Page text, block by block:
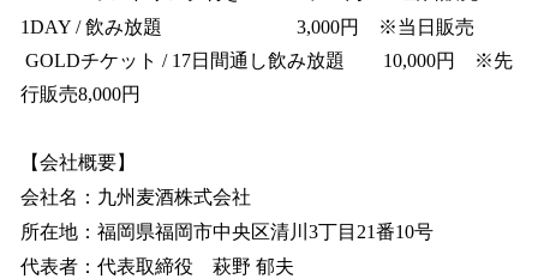
1DAY / 飲み放題 3,000円 ※当日販売
GOLDチケット / 17日間通し飲み放題 10,000円 ※先
行販売8,000円
【会社概要】
会社名：九州麦酒株式会社
所在地：福岡県福岡市中央区清川3丁目21番10号
代表者：代表取締役 萩野 郁夫